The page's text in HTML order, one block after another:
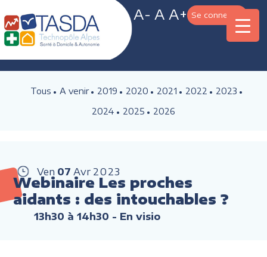
A- A A+ Se connecter
Tous A venir 2019 2020 2021 2022
2023
2024
2025 2026
Ven 07 Avr 2023
Webinaire Les proches
aidants : des intouchables ?
13h30 à 14h30 - En visio